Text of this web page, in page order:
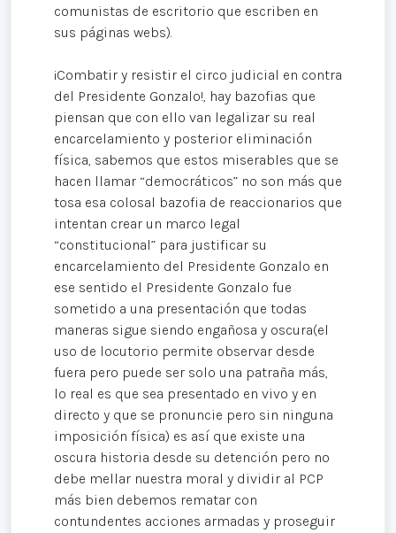
comunistas de escritorio que escriben en
sus páginas webs).
¡Combatir y resistir el circo judicial en contra
del Presidente Gonzalo!, hay bazofias que
piensan que con ello van legalizar su real
encarcelamiento y posterior eliminación
física, sabemos que estos miserables que se
hacen llamar “democráticos” no son más que
tosa esa colosal bazofia de reaccionarios que
intentan crear un marco legal
“constitucional” para justificar su
encarcelamiento del Presidente Gonzalo en
ese sentido el Presidente Gonzalo fue
sometido a una presentación que todas
maneras sigue siendo engañosa y oscura(el
uso de locutorio permite observar desde
fuera pero puede ser solo una patraña más,
lo real es que sea presentado en vivo y en
directo y que se pronuncie pero sin ninguna
imposición física) es así que existe una
oscura historia desde su detención pero no
debe mellar nuestra moral y dividir al PCP
más bien debemos rematar con
contundentes acciones armadas y proseguir